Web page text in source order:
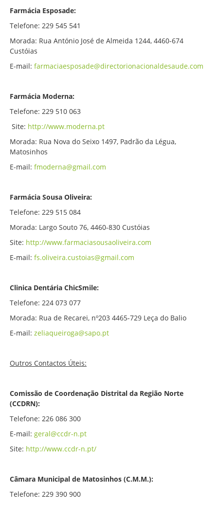
Farmácia Esposade:
Telefone: 229 545 541
Morada: Rua António José de Almeida 1244, 4460-674
Custóias
E-mail: farmaciaesposade@directorionacionaldesaude.com
Farmácia Moderna:
Telefone: 229 510 063
Site: http://www.moderna.pt
Morada: Rua Nova do Seixo 1497, Padrão da Légua,
Matosinhos
E-mail: fmoderna@gmail.com
Farmácia Sousa Oliveira:
Telefone: 229 515 084
Morada: Largo Souto 76, 4460-830 Custóias
Site: http://www.farmaciasousaoliveira.com
E-mail: fs.oliveira.custoias@gmail.com
Clinica Dentária ChicSmile:
Telefone: 224 073 077
Morada: Rua de Recarei, nº203 4465-729 Leça do Balio
E-mail: zeliaqueiroga@sapo.pt
Outros Contactos Úteis:
Comissão de Coordenação Distrital da Região Norte
(CCDRN):
Telefone: 226 086 300
E-mail: geral@ccdr-n.pt
Site: http://www.ccdr-n.pt/
Câmara Municipal de Matosinhos (C.M.M.):
Telefone: 229 390 900